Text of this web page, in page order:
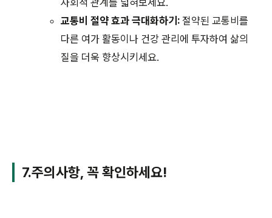
사회적 관계를 넓혀보세요.
교통비 절약 효과 극대화하기: 절약된 교통비를
다른 여가 활동이나 건강 관리에 투자하여 삶의
질을 더욱 향상시키세요.
7.주의사항, 꼭 확인하세요!